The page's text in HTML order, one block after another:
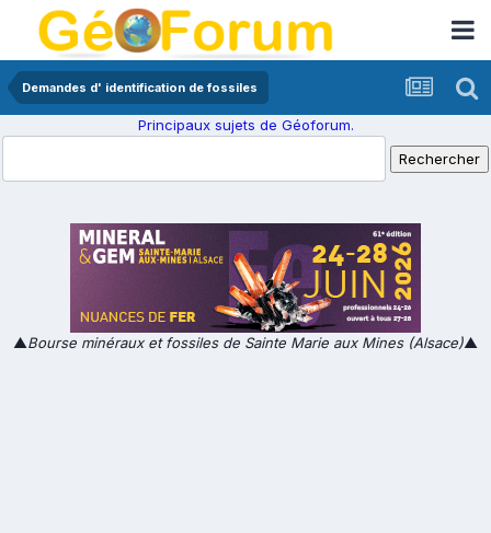
Demandes d' identification de fossiles
Principaux sujets de Géoforum.
▲Bourse minéraux et fossiles de Sainte Marie aux Mines (Alsace)▲